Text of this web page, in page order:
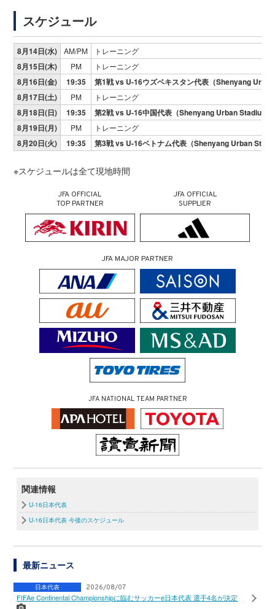
スケジュール
8月14日(水) AM/PM トレーニング
8月15日(木) PM トレーニング
8月16日(金) 19:35
第1戦 vs U-16ウズベキスタン代表（Shenyang
8月17日(土)
PM トレーニング
8月18日(日) 19:35
第2戦 vs U-16中国代表（Shenyang Urban Stadium
8月19日(月)
PM トレーニング
8月20日(火) 19:35 第3戦 vs U-16ベトナム代表（Shenyang Urban
※スケジュールは全て現地時間
JFA OFFICIAL
TOP PARTNER
JFA OFFICIAL
SUPPLIER
JFA MAJOR PARTNER
JFA NATIONAL TEAM PARTNER
関連情報
U-16日本代表
U-16日本代表 今後のスケジュール
最新ニュース
日本代表 2026/08/07
FIFAe Continental Championshipに臨むサッカーe日本代表 選手4名が決定